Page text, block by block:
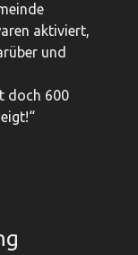
aktiviert,
und
doch 600